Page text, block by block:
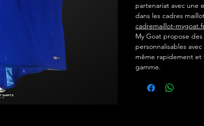
partenariat avec une
dans les cadres
cadremaillot-
My Goat propose
personnalisables
même rapidement
gamme.